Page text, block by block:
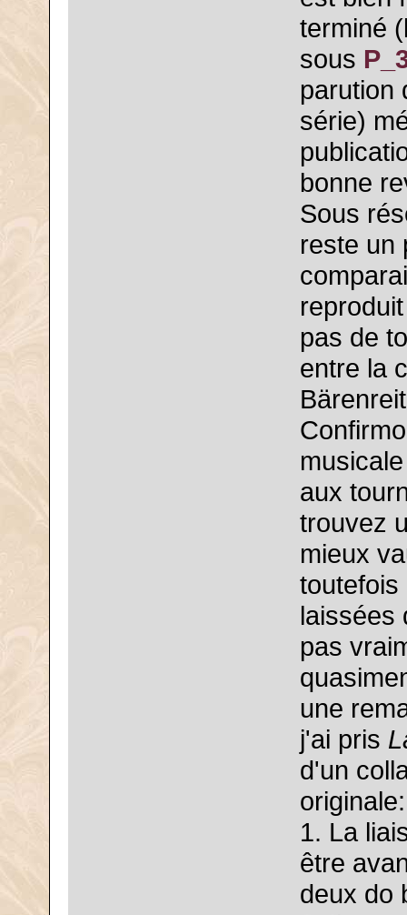
terminé
sous
parution
série)
bonne
Sous
reste un
pas de
entre la
aux
trouvez
mieux
toutefois
laissées
pas
une
j'ai pris
d'un
originale:
1. La
être
deux do